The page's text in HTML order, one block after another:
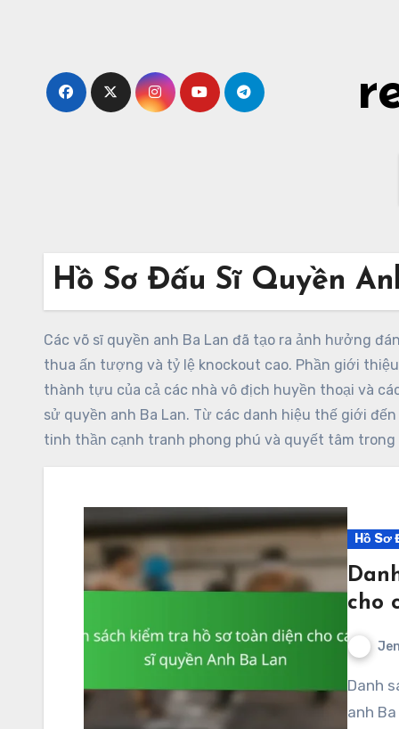
Hồ Sơ Đấu Sĩ Quyền
Các võ sĩ quyền anh Ba Lan đã tạo ra ảnh hưởng
thua ấn tượng và tỷ lệ knockout cao. Phần giới
thành tựu của cả các nhà vô địch huyền thoại và
sử quyền anh Ba Lan. Từ các danh hiệu thế giới
tinh thần cạnh tranh phong phú và quyết tâm trong
Hồ Sơ
cho
Danh sách kiểm tra hồ sơ toàn diện cho các võ sĩ quyền
anh